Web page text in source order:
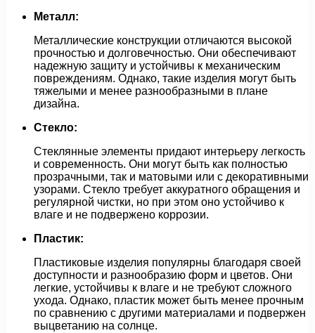
Металл:
Металлические конструкции отличаются высокой
прочностью и долговечностью. Они обеспечивают
надежную защиту и устойчивы к механическим
повреждениям. Однако, такие изделия могут быть
тяжелыми и менее разнообразными в плане
дизайна.
Стекло:
Стеклянные элементы придают интерьеру легкость
и современность. Они могут быть как полностью
прозрачными, так и матовыми или с декоративными
узорами. Стекло требует аккуратного обращения и
регулярной чистки, но при этом оно устойчиво к
влаге и не подвержено коррозии.
Пластик:
Пластиковые изделия популярны благодаря своей
доступности и разнообразию форм и цветов. Они
легкие, устойчивы к влаге и не требуют сложного
ухода. Однако, пластик может быть менее прочным
по сравнению с другими материалами и подвержен
выцветанию на солнце.